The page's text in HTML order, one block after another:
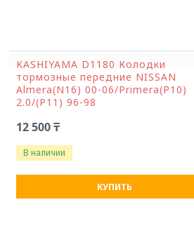
KASHIYAMA D1180 Колодки
тормозные передние NISSAN
Almera(N16) 00-06/Primera(P10)
2.0/(P11) 96-98
12 500 ₸
В наличии
КУПИТЬ